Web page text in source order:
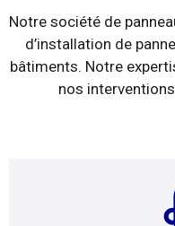
Notre société de
d’installation de
bâtiments. Notre
nos